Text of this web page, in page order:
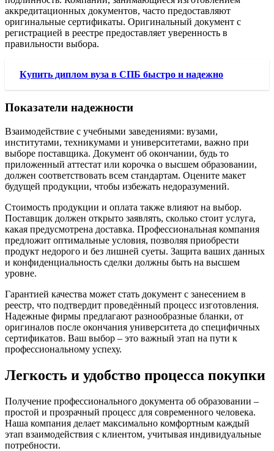
аккредитационных документов, часто предоставляют
оригинальные сертификаты. Оригинальный документ с
регистрацией в реестре предоставляет уверенность в
правильности выбора.
Купить диплом вуза в СПБ быстро и надежно
Показатели надежности
Взаимодействие с учебными заведениями: вузами,
институтами, техникумами и университетами, важно при
выборе поставщика. Документ об окончании, будь то
приложенный аттестат или корочка о высшем образовании,
должен соответствовать всем стандартам. Оцените макет
будущей продукции, чтобы избежать недоразумений.
Стоимость продукции и оплата также влияют на выбор.
Поставщик должен открыто заявлять, сколько стоит услуга,
какая предусмотрена доставка. Профессиональная компания
предложит оптимальные условия, позволяя приобрести
продукт недорого и без лишней суеты. Защита ваших данных
и конфиденциальность сделки должны быть на высшем
уровне.
Гарантией качества может стать документ с занесением в
реестр, что подтвердит проведённый процесс изготовления.
Надежные фирмы предлагают разнообразные бланки, от
оригиналов после окончания университета до специфичных
сертификатов. Ваш выбор – это важный этап на пути к
профессиональному успеху.
Легкость и удобство процесса покупки
Получение профессионального документа об образовании –
простой и прозрачный процесс для современного человека.
Наша компания делает максимально комфортным каждый
этап взаимодействия с клиентом, учитывая индивидуальные
потребности.